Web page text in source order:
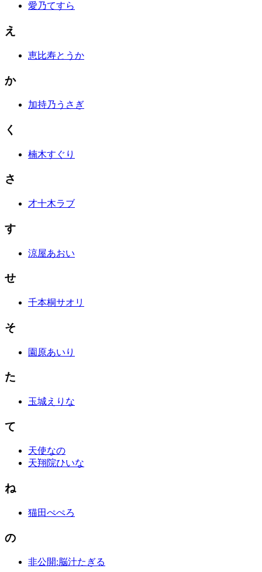
愛乃てすら
え
恵比寿とうか
か
加持乃うさぎ
く
楠木すぐり
さ
才十木ラブ
す
涼屋あおい
せ
千本桐サオリ
そ
園原あいり
た
玉城えりな
て
天使なの
天翔院ひいな
ね
猫田ぺぺろ
の
非公開:脳汁たぎる